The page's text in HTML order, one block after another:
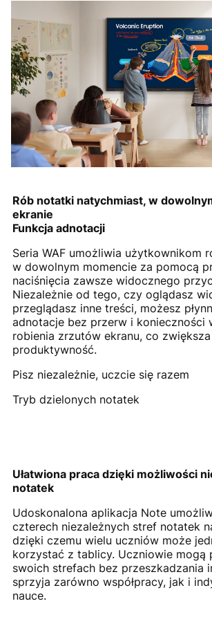
Rób notatki natychmiast, w
ekranie
Funkcja adnotacji
Seria WAF umożliwia użytkownikom
w dowolnym momencie za pomocą
naciśnięcia zawsze widocznego
Niezależnie od tego, czy oglądasz
przeglądasz inne treści, możesz
adnotacje bez przerw i konieczności
robienia zrzutów ekranu, co zwiększa
produktywność.
Pisz niezależnie, uczcie się razem
Tryb dzielonych notatek
Ułatwiona praca dzięki możliwości
notatek
Udoskonalona aplikacja Note
czterech niezależnych stref notatek
dzięki czemu wielu uczniów może
korzystać z tablicy. Uczniowie mogą
swoich strefach bez przeszkadzania
sprzyja zarówno współpracy, jak i
nauce.